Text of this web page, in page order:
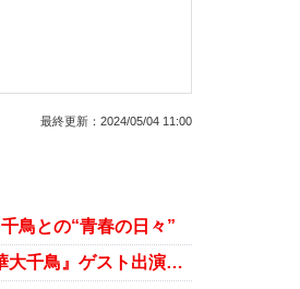
最終更新： 2024/05/04 11:00
鳥との“青春の日々”
とんねるず・木梨憲武が不適切すぎる！ 千鳥の初共演『華大千鳥』ゲスト出演の意味